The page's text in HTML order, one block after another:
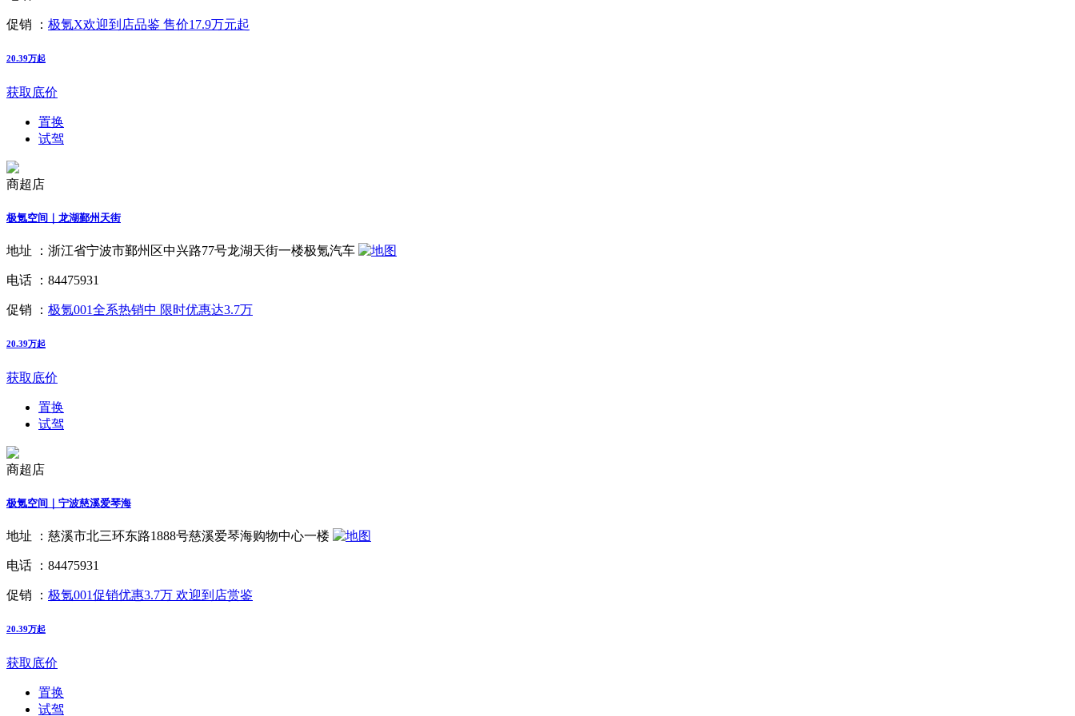
促销 ： 极氪X欢迎到店品鉴 售价17.9万元起
20.39万起
获取底价
置换
试驾
商超店
极氪空间｜龙湖鄞州天街
地址 ： 浙江省宁波市鄞州区中兴路77号龙湖天街一楼极氪汽车
电话 ： 84475931
促销 ： 极氪001全系热销中 限时优惠达3.7万
20.39万起
获取底价
置换
试驾
商超店
极氪空间｜宁波慈溪爱琴海
地址 ： 慈溪市北三环东路1888号慈溪爱琴海购物中心一楼
电话 ： 84475931
促销 ： 极氪001促销优惠3.7万 欢迎到店赏鉴
20.39万起
获取底价
置换
试驾